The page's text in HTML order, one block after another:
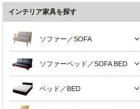
インテリア家具を探す
ソファー／SOFA
ソファーベッド／SOFA BED
ベッド／BED